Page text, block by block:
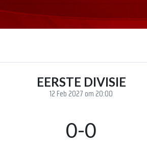
EERSTE DIVISIE
12 Feb 2027 om 20:00
0-0